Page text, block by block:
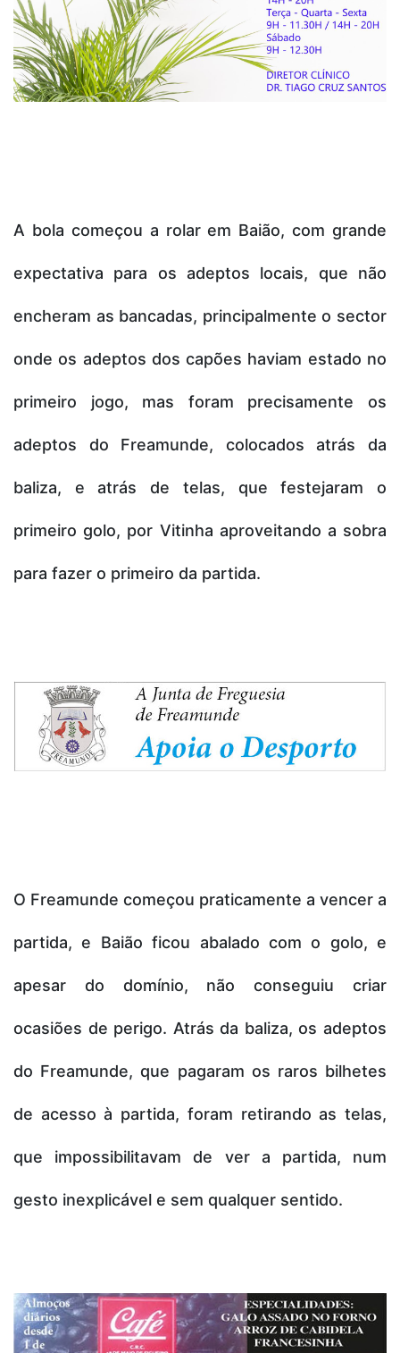
A bola começou a rolar em Baião, com grande
expectativa para os adeptos locais, que não
encheram as bancadas, principalmente o sector
onde os adeptos dos capões haviam estado no
primeiro jogo, mas foram precisamente os
adeptos do Freamunde, colocados atrás da
baliza, e atrás de telas, que festejaram o
primeiro golo, por Vitinha aproveitando a sobra
para fazer o primeiro da partida.
O Freamunde começou praticamente a vencer a
partida, e Baião ficou abalado com o golo, e
apesar do domínio, não conseguiu criar
ocasiões de perigo. Atrás da baliza, os adeptos
do Freamunde, que pagaram os raros bilhetes
de acesso à partida, foram retirando as telas,
que impossibilitavam de ver a partida, num
gesto inexplicável e sem qualquer sentido.